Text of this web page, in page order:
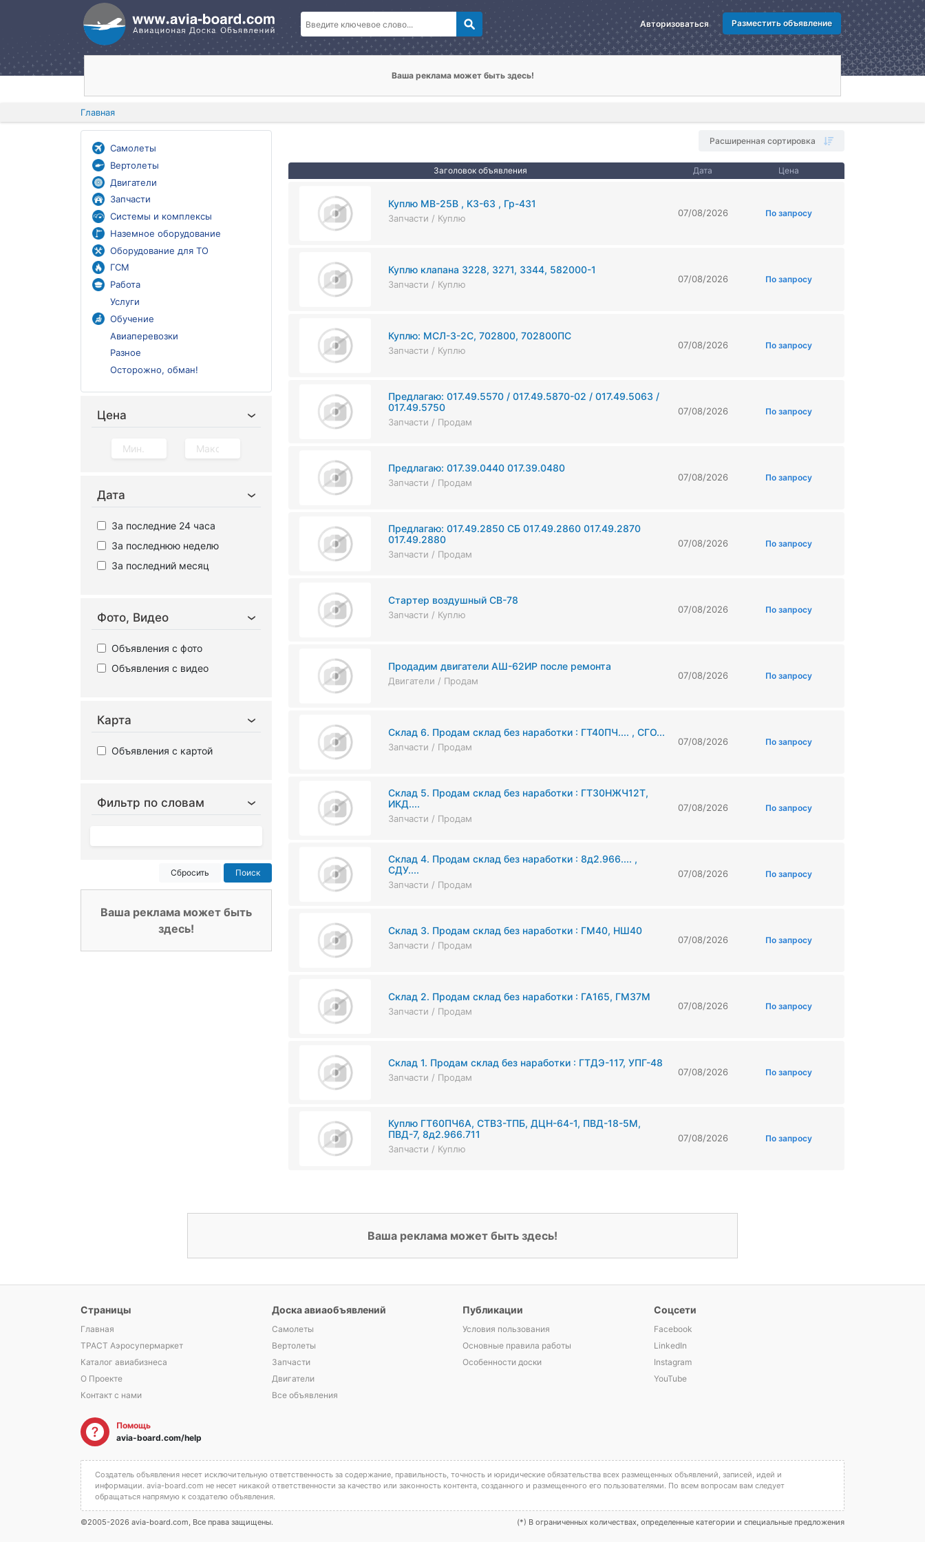
Авторизоваться Разместить объявление
Ваша реклама может быть здесь!
Главная
Самолеты
Вертолеты
Двигатели
Запчасти
Системы и комплексы
Наземное оборудование
Оборудование для ТО
ГСМ
Работа
Услуги
Обучение
Авиаперевозки
Разное
Осторожно, обман!
Цена
Дата
За последние 24 часа
За последнюю неделю
За последний месяц
Фото, Видео
Объявления с фото
Объявления с видео
Карта
Объявления с картой
Фильтр по словам
Сбросить Поиск
Ваша реклама может быть
здесь!
Расширенная сортировка
Заголовок объявления Дата Цена
Куплю МВ-25В , К3-63 , Гр-431
Запчасти / Куплю 07/08/2026 По запросу
Куплю клапана 3228, 3271, 3344, 582000-1
Запчасти / Куплю 07/08/2026 По запросу
Куплю: МСЛ-3-2С, 702800, 702800ПС
Запчасти / Куплю 07/08/2026 По запросу
Предлагаю: 017.49.5570 / 017.49.5870-02 / 017.49.5063 /
017.49.5750
Запчасти / Продам
07/08/2026 По запросу
Предлагаю: 017.39.0440 017.39.0480
Запчасти / Продам 07/08/2026 По запросу
Предлагаю: 017.49.2850 СБ 017.49.2860 017.49.2870
017.49.2880
Запчасти / Продам
07/08/2026 По запросу
Стартер воздушный СВ-78
Запчасти / Куплю 07/08/2026 По запросу
Продадим двигатели АШ-62ИР после ремонта
Двигатели / Продам 07/08/2026 По запросу
Склад 6. Продам склад без наработки : ГТ40ПЧ.... , СГО...
Запчасти / Продам 07/08/2026 По запросу
Склад 5. Продам склад без наработки : ГТ30НЖЧ12Т,
ИКД....
Запчасти / Продам
07/08/2026 По запросу
Склад 4. Продам склад без наработки : 8д2.966.... ,
СДУ....
Запчасти / Продам
07/08/2026 По запросу
Склад 3. Продам склад без наработки : ГМ40, НШ40
Запчасти / Продам 07/08/2026 По запросу
Склад 2. Продам склад без наработки : ГА165, ГМ37М
Запчасти / Продам 07/08/2026 По запросу
Склад 1. Продам склад без наработки : ГТДЭ-117, УПГ-48
Запчасти / Продам 07/08/2026 По запросу
Куплю ГТ60ПЧ6А, СТВ3-ТПБ, ДЦН-64-1, ПВД-18-5М,
ПВД-7, 8д2.966.711
Запчасти / Куплю
07/08/2026 По запросу
Ваша реклама может быть здесь!
Страницы
Главная
ТРАСТ Аэросупермаркет
Каталог авиабизнеса
О Проекте
Контакт с нами
Доска авиаобъявлений
Самолеты
Вертолеты
Запчасти
Двигатели
Все объявления
Публикации
Условия пользования
Основные правила работы
Особенности доски
Соцсети
Facebook
LinkedIn
Instagram
YouTube
Помощь
avia-board.com/help
Создатель объявления несет исключительную ответственность за содержание, правильность, точность и юридические обязательства всех размещенных объявлений, записей, идей и
информации. avia-board.com не несет никакой ответственности за качество или законность контента, созданного и размещенного его пользователями. По всем вопросам вам следует
обращаться напрямую к создателю объявления.
©2005-2026 avia-board.com, Все права защищены. (*) В ограниченных количествах, определенные категории и специальные предложения